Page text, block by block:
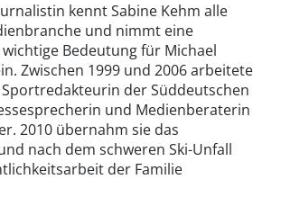
kennt Sabine Kehm alle
und nimmt eine
Bedeutung für Michael
Zwischen 1999 und 2006 arbeitete
der Süddeutschen
und Medienberaterin
2010 übernahm sie das
nach dem schweren Ski-Unfall
der Familie